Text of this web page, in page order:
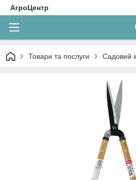
АгроЦентр
Товари та послуги Садовий